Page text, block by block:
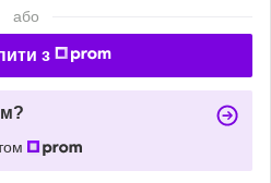
або
з